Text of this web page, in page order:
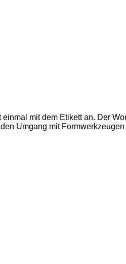
mit dem Etikett an. Der
Umgang mit